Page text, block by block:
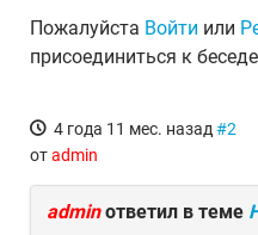
Пожалуйста Войти или
присоединиться к
4 года 11 мес. назад #2
отadmin
adminответил в теме